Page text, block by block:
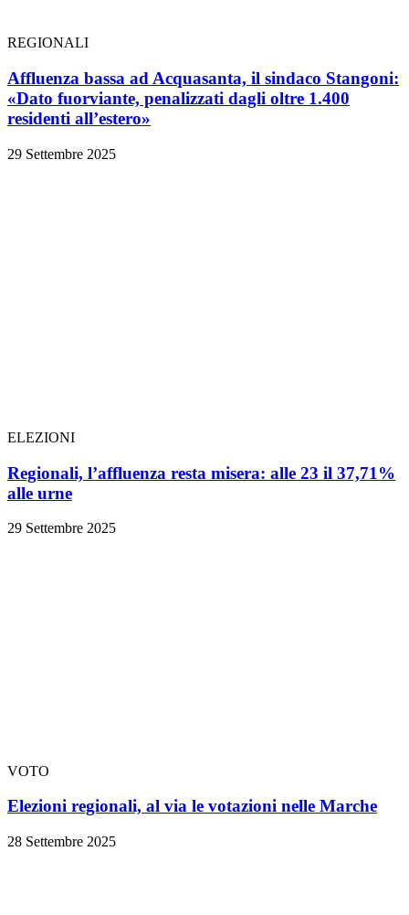
REGIONALI
Affluenza bassa ad Acquasanta, il sindaco Stangoni:
«Dato fuorviante, penalizzati dagli oltre 1.400
residenti all’estero»
29 Settembre 2025
ELEZIONI
Regionali, l’affluenza resta misera: alle 23 il 37,71%
alle urne
29 Settembre 2025
VOTO
Elezioni regionali, al via le votazioni nelle Marche
28 Settembre 2025